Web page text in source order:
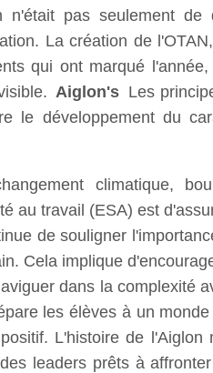
n'était pas seulement de
La création de
qui ont marqué l'année,
Aiglon's Les
le développement du
climatique,
au travail (ESA) est
de souligner
Cela implique
dans la complexité
les élèves à un
L'histoire de l'Aiglon
leaders prêts à